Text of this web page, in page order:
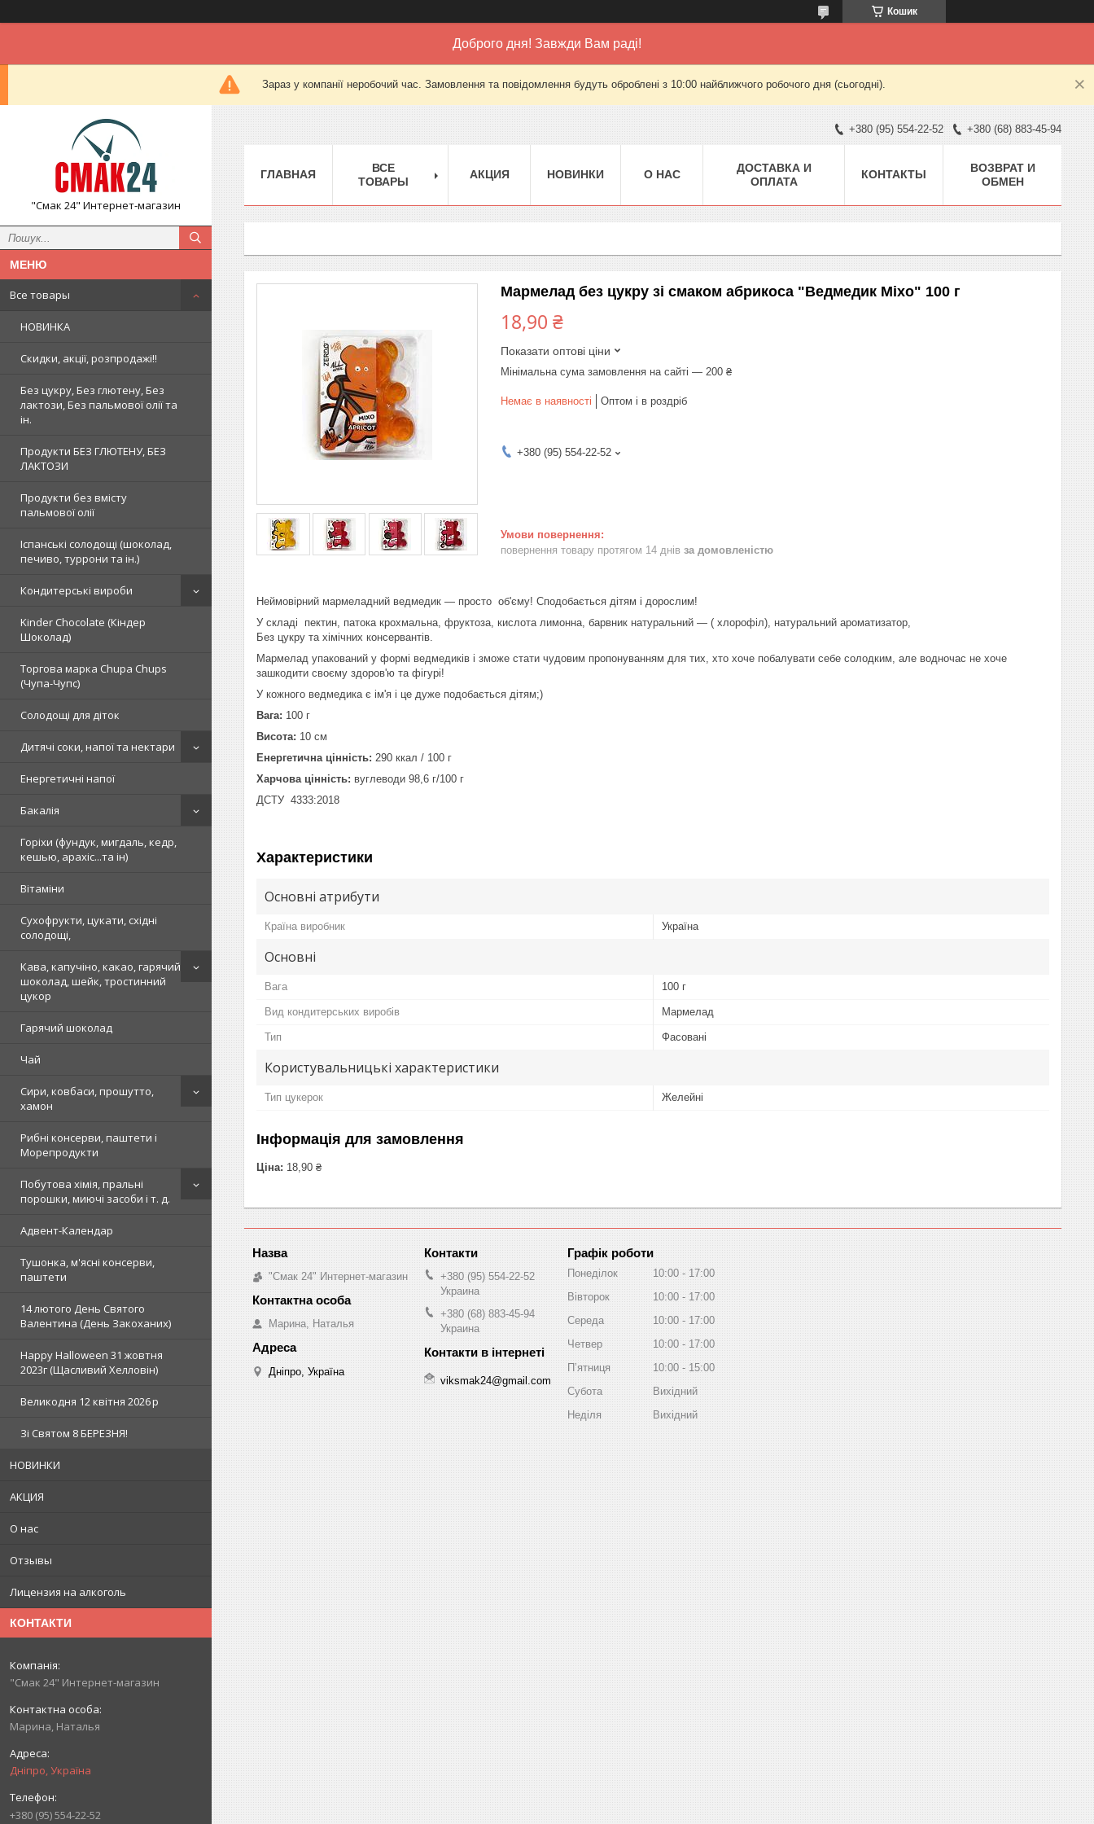
Кошик
Доброго дня! Завжди Вам раді!
Зараз у компанії неробочий час. Замовлення та повідомлення будуть оброблені з 10:00 найближчого робочого дня (сьогодні).
"Смак 24" Интернет-магазин
Все товары
НОВИНКА
Скидки, акції, розпродажі!!
Без цукру, Без глютену, Без
лактози, Без пальмової олії та
ін.
Продукти БЕЗ ГЛЮТЕНУ, БЕЗ
ЛАКТОЗИ
Продукти без вмісту
пальмової олії
Іспанські солодощі (шоколад,
печиво, туррони та ін.)
Кондитерські вироби
Kinder Chocolate (Кіндер
Шоколад)
Торгова марка Chupa Chups
(Чупа-Чупс)
Солодощі для діток
Дитячі соки, напої та нектари
Енергетичні напої
Бакалія
Горіхи (фундук, мигдаль, кедр,
кешью, арахіс...та ін)
Вітаміни
Сухофрукти, цукати, східні
солодощі,
Кава, капучіно, какао, гарячий
шоколад, шейк, тростинний
цукор
Гарячий шоколад
Чай
Сири, ковбаси, прошутто,
хамон
Рибні консерви, паштети і
Морепродукти
Побутова хімія, пральні
порошки, миючі засоби і т. д.
Адвент-Календар
Тушонка, м'ясні консерви,
паштети
14 лютого День Святого
Валентина (День Закоханих)
Happy Halloween 31 жовтня
2023г (Щасливий Хелловін)
Великодня 12 квітня 2026 р
Зi Святом 8 БЕРЕЗНЯ!
НОВИНКИ
АКЦИЯ
О нас
Отзывы
Лицензия на алкоголь
КОНТАКТИ
"Смак 24" Интернет-магазин
Марина, Наталья
Дніпро, Україна
+380 (95) 554-22-52
+380 (95) 554-22-52 +380 (68) 883-45-94
ГЛАВНАЯ
ВСЕ
ТОВАРЫ
АКЦИЯ НОВИНКИ О НАС
ДОСТАВКА И
ОПЛАТА
КОНТАКТЫ
ВОЗВРАТ И
ОБМЕН
Мармелад без цукру зі смаком абрикоса "Ведмедик Mixo" 100 г
18,90 ₴
Показати оптові ціни
Мінімальна сума замовлення на сайті — 200 ₴
Немає в наявності Оптом і в роздріб
+380 (95) 554-22-52
повернення товару протягом 14 днів за домовленістю
Неймовірний мармеладний ведмедик — просто об'єму! Сподобається дітям і дорослим!
У складі пектин, патока крохмальна, фруктоза, кислота лимонна, барвник натуральний — ( хлорофіл), натуральний ароматизатор,
Без цукру та хімічних консервантів.
Мармелад упакований у формі ведмедиків і зможе стати чудовим пропонуванням для тих, хто хоче побалувати себе солодким, але водночас не хоче
зашкодити своєму здоров'ю та фігурі!
У кожного ведмедика є ім'я і це дуже подобається дітям;)
Вага: 100 г
Висота: 10 см
Енергетична цінність: 290 ккал / 100 г
Харчова цінність: вуглеводи 98,6 г/100 г
ДСТУ 4333:2018
Характеристики
Основні атрибути
Країна виробник Україна
Основні
Вага 100 г
Вид кондитерських виробів Мармелад
Тип Фасовані
Користувальницькі характеристики
Тип цукерок Желейні
Інформація для замовлення
Ціна: 18,90 ₴
"Смак 24" Интернет-магазин
Марина, Наталья
Дніпро, Україна
+380 (95) 554-22-52
Украина
+380 (68) 883-45-94
Украина
viksmak24@gmail.com
Графік роботи
Понеділок 10:00
17:00
Вівторок
10:00
17:00
Середа
10:00
17:00
Четвер
10:00
17:00
Пʼятниця
10:00
15:00
Субота
Вихідний
Неділя
Вихідний